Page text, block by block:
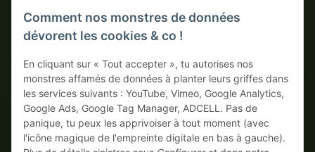
MÉTHODES DE PAIEMENT SÉCURISÉES
Sur facture Paiement anticipé avec escompte
Comment nos monstres de données
dévorent les cookies & co !
En cliquant sur « Tout accepter », tu autorises nos
monstres affamés de données à planter leurs griffes dans
les services suivants : YouTube, Vimeo, Google Analytics,
Google Ads, Google Tag Manager, ADCELL. Pas de
panique, tu peux les apprivoiser à tout moment (avec
l'icône magique de l'empreinte digitale en bas à gauche).